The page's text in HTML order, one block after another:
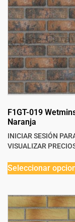
F1GT-019
Naranja
INICIAR SESIÓN
VISUALIZAR
Seleccionar